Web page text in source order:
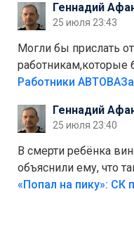
Штрафы мизерные.
Геннадий
25 июля 23:43
Могли бы прислать
работникам,которые
на предприятии.
Работники
Геннадий
25 июля 23:40
В смерти ребёнка
объяснили ему, что
Лезть через такой